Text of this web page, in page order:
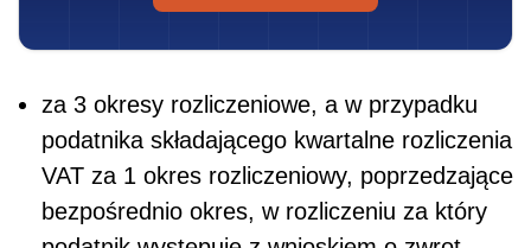
za 3 okresy rozliczeniowe, a w przypadku
podatnika składającego kwartalne rozliczenia
VAT za 1 okres rozliczeniowy, poprzedzające
bezpośrednio okres, w rozliczeniu za który